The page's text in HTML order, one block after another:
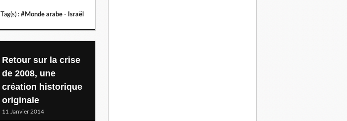
Tag(s) : #Monde arabe - Israël
Retour sur la crise
de 2008, une
création historique
originale
11 Janvier 2014